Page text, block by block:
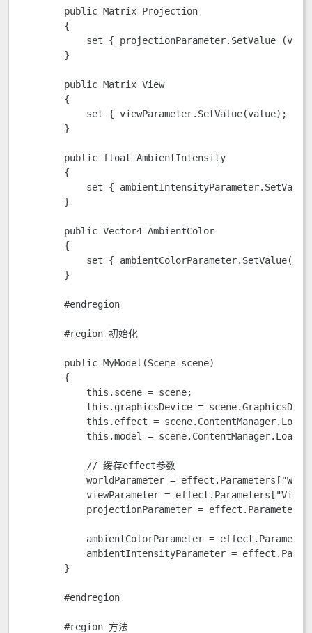
        public Matrix Projection
        {
set { projectionParameter.SetValue
        }
        public Matrix View
        {
            set { viewParameter.SetValue(value); }
        }
        public float AmbientIntensity
        {
set {
        }
        public Vector4 AmbientColor
        {
set {
        }
        #endregion
        #region 初始化
        public MyModel(Scene scene)
        {
            this.scene = scene;
this.graphicsDevice =
this.effect =
this.model =
            // 缓存effect参数
worldParameter =
viewParameter =
projectionParameter =
ambientColorParameter =
ambientIntensityParameter =
        }
        #endregion
        #region 方法